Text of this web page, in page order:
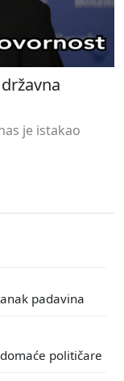
je istakao
padavina
političare